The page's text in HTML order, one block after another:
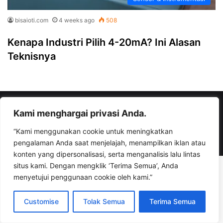
Kami menghargai privasi Anda.
“Kami menggunakan cookie untuk meningkatkan
pengalaman Anda saat menjelajah, menampilkan iklan atau
konten yang dipersonalisasi, serta menganalisis lalu lintas
situs kami. Dengan mengklik ‘Terima Semua’, Anda
menyetujui penggunaan cookie oleh kami.”
Customise Tolak Semua Terima Semua
bisaioti.com 4 weeks ago 508
Kenapa Industri Pilih 4-20mA? Ini Alasan
Teknisnya
© Copyright 2026, All Rights Reserved |
FacebookYouTubeInstagram
TikTokWhatsApp